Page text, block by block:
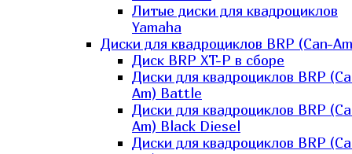
Литые диски для квадроциклов
Yamaha
Диски для квадроциклов BRP (Can-
Диск BRP XT-P в сборе
Диски для квадроциклов BRP
Am) Battle
Диски для квадроциклов BRP
Am) Black Diesel
Диски для квадроциклов BRP